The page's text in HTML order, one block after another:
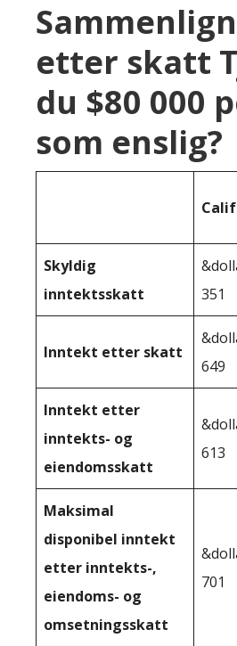
etter skatt
du $80 000
som enslig?
Skyldig
inntektsskatt
351
Inntekt etter skatt
649
Inntekt etter
inntekts- og
eiendomsskatt
613
Maksimal
disponibel inntekt
etter inntekts-,
eiendoms- og
omsetningsskatt
701